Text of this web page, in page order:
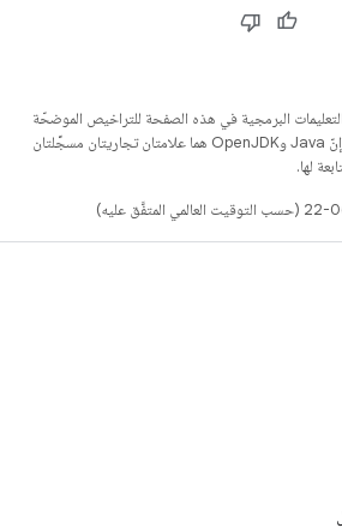
البرمجية في هذه الصفحة للتراخيص الموضحّة
. إنّ Java وOpenJDK هما علامتان تجاريتان مسجَّلتان